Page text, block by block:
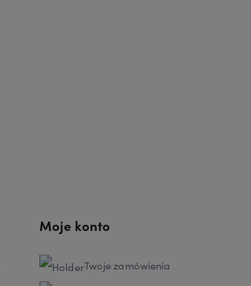
Moje konto
Twoje zamówienia